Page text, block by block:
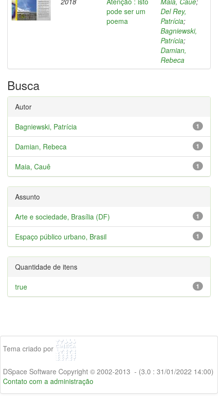
pode ser um
poema
Del Rey,
Patrícia;
Bagniewski,
Patrícia;
Damian,
Rebeca
Busca
Autor
1
Bagniewski, Patrícia
1
Damian, Rebeca
1
Maia, Cauê
Assunto
1
Arte e sociedade, Brasília (DF)
1
Espaço público urbano, Brasil
Quantidade de itens
1
true
Tema criado por
DSpace Software Copyright © 2002-2013 - (3.0 : 31/01/2022 14:00)
Contato com a administração